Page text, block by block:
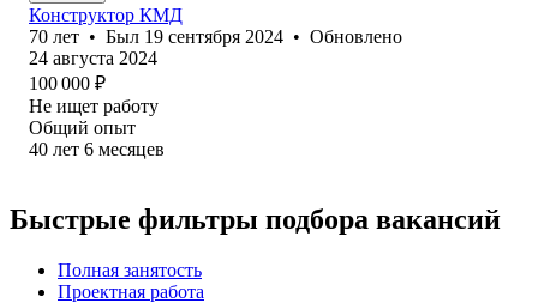
Конструктор КМД
70 лет • Был 19 сентября 2024 • Обновлено
24 августа 2024
100 000 ₽
Не ищет работу
Общий опыт
40 лет 6 месяцев
Быстрые фильтры подбора вакансий
Полная занятость
Проектная работа